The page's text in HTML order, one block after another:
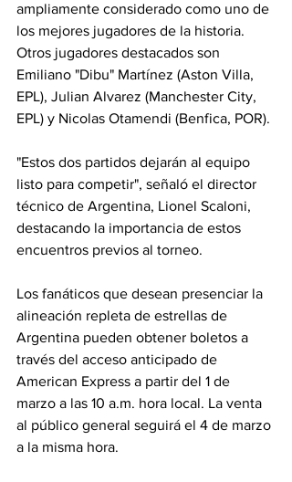
ampliamente considerado como uno de
los mejores jugadores de la historia.
Otros jugadores destacados son
Emiliano "Dibu" Martínez (Aston Villa,
EPL), Julian Alvarez (Manchester City,
EPL) y Nicolas Otamendi (Benfica, POR).
"Estos dos partidos dejarán al equipo
listo para competir", señaló el director
técnico de Argentina, Lionel Scaloni,
destacando la importancia de estos
encuentros previos al torneo.
Los fanáticos que desean presenciar la
alineación repleta de estrellas de
Argentina pueden obtener boletos a
través del acceso anticipado de
American Express a partir del 1 de
marzo a las 10 a.m. hora local. La venta
al público general seguirá el 4 de marzo
a la misma hora.